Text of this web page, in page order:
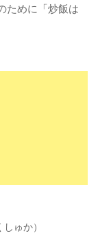
ために「炒飯は
ゅか）